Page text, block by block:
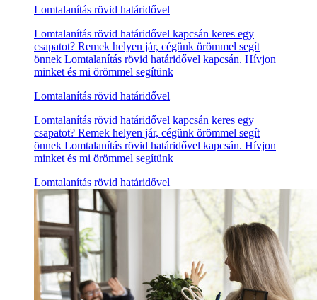
Lomtalanítás rövid határidővel
Lomtalanítás rövid határidővel kapcsán keres egy
csapatot? Remek helyen jár, cégünk örömmel segít
önnek Lomtalanítás rövid határidővel kapcsán. Hívjon
minket és mi örömmel segítünk
Lomtalanítás rövid határidővel
Lomtalanítás rövid határidővel kapcsán keres egy
csapatot? Remek helyen jár, cégünk örömmel segít
önnek Lomtalanítás rövid határidővel kapcsán. Hívjon
minket és mi örömmel segítünk
Lomtalanítás rövid határidővel